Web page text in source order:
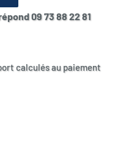
09 73 88 22 81
calculés au paiement